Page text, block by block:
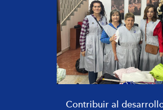
Contribuir al